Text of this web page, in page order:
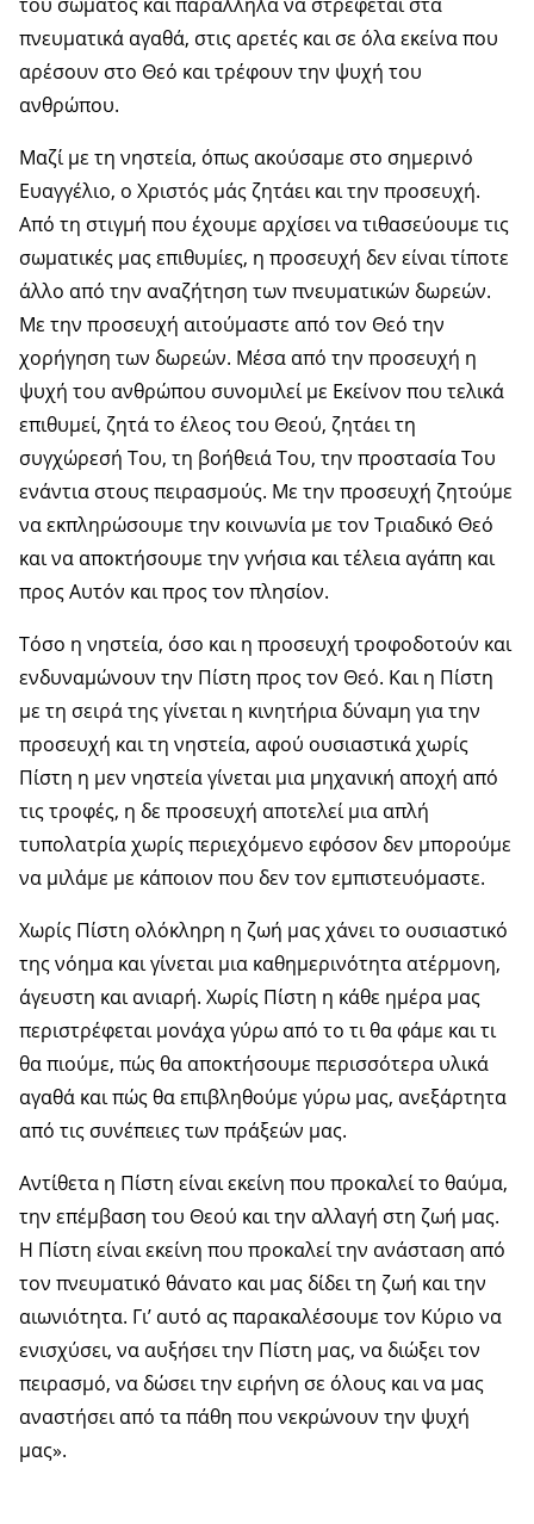
πνευματικά αγαθά, στις αρετές και σε όλα εκείνα που
αρέσουν στο Θεό και τρέφουν την ψυχή του
ανθρώπου.
Μαζί με τη νηστεία, όπως ακούσαμε στο σημερινό
Ευαγγέλιο, ο Χριστός μάς ζητάει και την προσευχή.
Από τη στιγμή που έχουμε αρχίσει να τιθασεύουμε τις
σωματικές μας επιθυμίες, η προσευχή δεν είναι τίποτε
άλλο από την αναζήτηση των πνευματικών δωρεών.
Με την προσευχή αιτούμαστε από τον Θεό την
χορήγηση των δωρεών. Μέσα από την προσευχή η
ψυχή του ανθρώπου συνομιλεί με Εκείνον που τελικά
επιθυμεί, ζητά το έλεος του Θεού, ζητάει τη
συγχώρεσή Του, τη βοήθειά Του, την προστασία Του
ενάντια στους πειρασμούς. Με την προσευχή ζητούμε
να εκπληρώσουμε την κοινωνία με τον Τριαδικό Θεό
και να αποκτήσουμε την γνήσια και τέλεια αγάπη και
προς Αυτόν και προς τον πλησίον.
Τόσο η νηστεία, όσο και η προσευχή τροφοδοτούν και
ενδυναμώνουν την Πίστη προς τον Θεό. Και η Πίστη
με τη σειρά της γίνεται η κινητήρια δύναμη για την
προσευχή και τη νηστεία, αφού ουσιαστικά χωρίς
Πίστη η μεν νηστεία γίνεται μια μηχανική αποχή από
τις τροφές, η δε προσευχή αποτελεί μια απλή
τυπολατρία χωρίς περιεχόμενο εφόσον δεν μπορούμε
να μιλάμε με κάποιον που δεν τον εμπιστευόμαστε.
Χωρίς Πίστη ολόκληρη η ζωή μας χάνει το ουσιαστικό
της νόημα και γίνεται μια καθημερινότητα ατέρμονη,
άγευστη και ανιαρή. Χωρίς Πίστη η κάθε ημέρα μας
περιστρέφεται μονάχα γύρω από το τι θα φάμε και τι
θα πιούμε, πώς θα αποκτήσουμε περισσότερα υλικά
αγαθά και πώς θα επιβληθούμε γύρω μας, ανεξάρτητα
από τις συνέπειες των πράξεών μας.
Αντίθετα η Πίστη είναι εκείνη που προκαλεί το θαύμα,
την επέμβαση του Θεού και την αλλαγή στη ζωή μας.
Η Πίστη είναι εκείνη που προκαλεί την ανάσταση από
τον πνευματικό θάνατο και μας δίδει τη ζωή και την
αιωνιότητα. Γι’ αυτό ας παρακαλέσουμε τον Κύριο να
ενισχύσει, να αυξήσει την Πίστη μας, να διώξει τον
πειρασμό, να δώσει την ειρήνη σε όλους και να μας
αναστήσει από τα πάθη που νεκρώνουν την ψυχή
μας».